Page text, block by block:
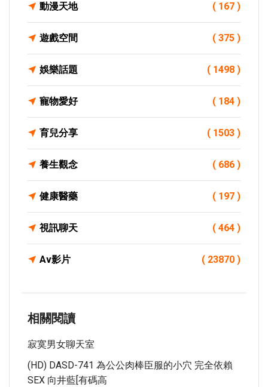
動漫天地 ( 167 )
遊戲空間 ( 375 )
娛樂話題 ( 1498 )
寵物愛好 ( 184 )
育兒分享 ( 1503 )
養生觀念 ( 686 )
健康醫藥 ( 197 )
視訊聊天 ( 464 )
Av影片 ( 23870 )
相關閱讀
寂寞男女聊天室
(HD) DASD-741 為公公肉棒臣服的小穴 完全依賴
SEX 向井藍[有碼高